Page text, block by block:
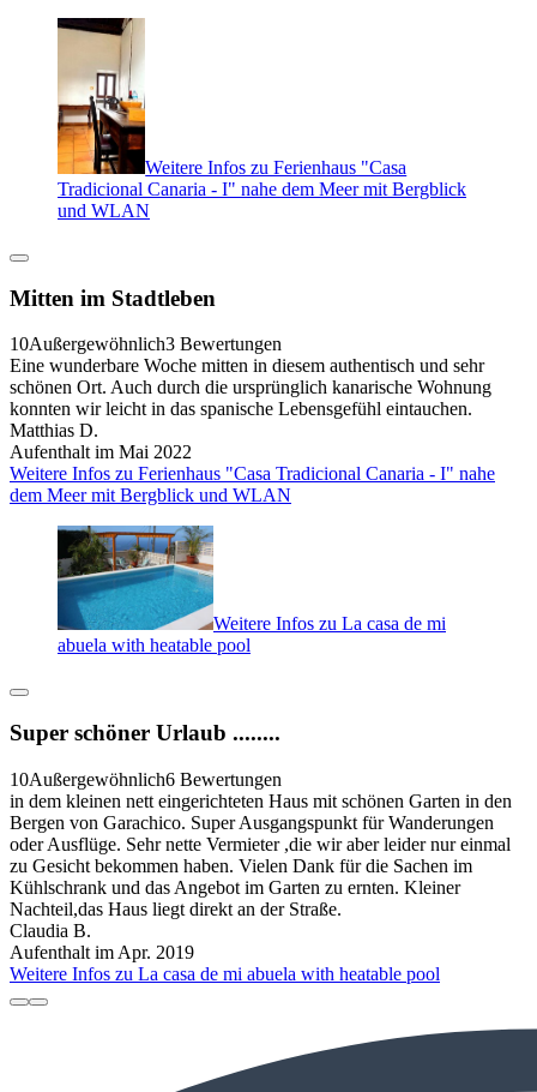
Weitere Infos zu Ferienhaus "Casa
Tradicional Canaria - I" nahe dem Meer mit Bergblick
und WLAN
Mitten im Stadtleben
10Außergewöhnlich3 Bewertungen
Eine wunderbare Woche mitten in diesem authentisch und sehr
schönen Ort. Auch durch die ursprünglich kanarische Wohnung
konnten wir leicht in das spanische Lebensgefühl eintauchen.
Matthias D.
Aufenthalt im Mai 2022
Weitere Infos zu Ferienhaus "Casa Tradicional Canaria - I" nahe
dem Meer mit Bergblick und WLAN
Weitere Infos zu La casa de mi
abuela with heatable pool
Super schöner Urlaub ........
10Außergewöhnlich6 Bewertungen
in dem kleinen nett eingerichteten Haus mit schönen Garten in den
Bergen von Garachico. Super Ausgangspunkt für Wanderungen
oder Ausflüge. Sehr nette Vermieter ,die wir aber leider nur einmal
zu Gesicht bekommen haben. Vielen Dank für die Sachen im
Kühlschrank und das Angebot im Garten zu ernten. Kleiner
Nachteil,das Haus liegt direkt an der Straße.
Claudia B.
Aufenthalt im Apr. 2019
Weitere Infos zu La casa de mi abuela with heatable pool